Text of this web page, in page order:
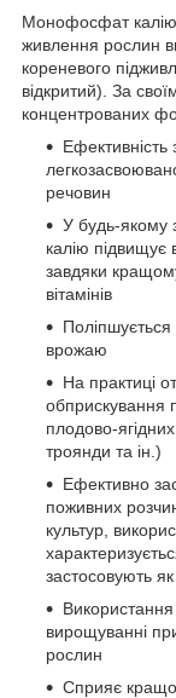
Монофосфат
живлення рослин
кореневого
відкритий). За
концентрованих
Ефективність
речовин
У будь-якому
калію підвищує
завдяки
вітамінів
Поліпшується
врожаю
На практиці
обприскування
плодово-
троянди та ін.)
Ефективно
поживних
культур,
застосовують
вирощуванні
рослин
Сприяє